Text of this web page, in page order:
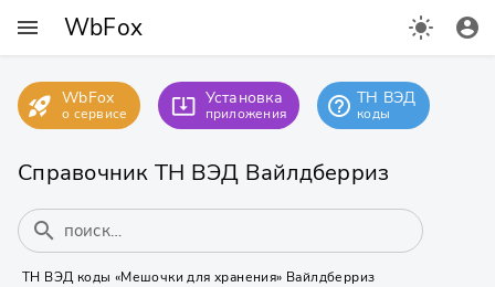
menu WbFox light_mode account_circle
rocket_launch WbFox
о сервисе system_update_alt Установка
приложения help_outline ТН ВЭД
коды
Справочник ТН ВЭД Вайлдберриз
search
ТН ВЭД коды «Мешочки для хранения» Вайлдберриз